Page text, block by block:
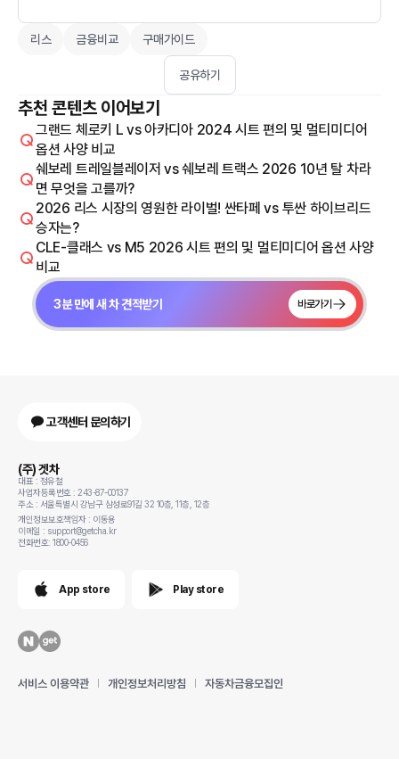
리스 금융비교 구매가이드
공유하기
추천 콘텐츠 이어보기
그랜드 체로키 L vs 아카디아 2024 시트 편의 및 멀티미디어
옵션 사양 비교
쉐보레 트레일블레이저 vs 쉐보레 트랙스 2026 10년 탈 차라
면 무엇을 고를까?
2026 리스 시장의 영원한 라이벌! 싼타페 vs 투싼 하이브리드
승자는?
CLE-클래스 vs M5 2026 시트 편의 및 멀티미디어 옵션 사양
비교
3분 만에 새 차 견적받기 바로가기
고객센터 문의하기
(주) 겟차
대표 : 정유철
사업자등록번호 : 243-87-00137
주소 : 서울특별시 강남구 삼성로91길 32 10층, 11층, 12층
개인정보보호책임자 : 이동용
이메일 : support@getcha.kr
전화번호: 1800-0456
App store Play store
서비스 이용약관 개인정보처리방침 자동차금융모집인